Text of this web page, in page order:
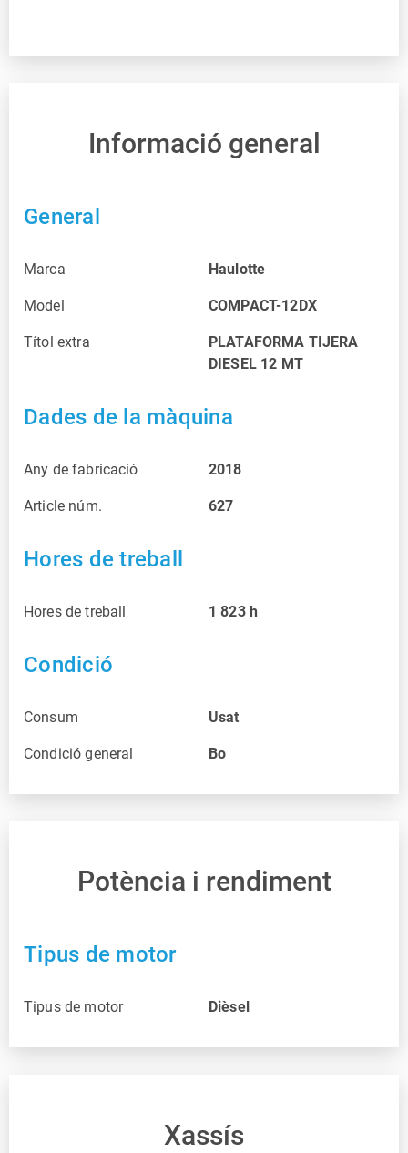
Informació general
General
Marca Haulotte
Model COMPACT-12DX
Títol extra
PLATAFORMA TIJERA
DIESEL 12 MT
Dades de la màquina
Any de fabricació 2018
Article núm. 627
Hores de treball
Hores de treball 1 823 h
Condició
Consum Usat
Condició general Bo
Potència i rendiment
Tipus de motor
Tipus de motor Dièsel
Xassís